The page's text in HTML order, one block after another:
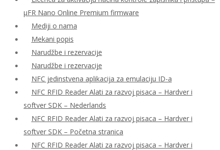
μFR Nano Online Premium firmware
Mediji o nama
Mekani popis
Narudžbe i rezervacije
Narudžbe i rezervacije
NFC jedinstvena aplikacija za emulaciju ID-a
NFC RFID Reader Alati za razvoj pisaca – Hardver i
softver SDK – Nederlands
NFC RFID Reader Alati za razvoj pisaca – Hardver i
softver SDK – Početna stranica
NFC RFID Reader Alati za razvoj pisaca – Hardver i